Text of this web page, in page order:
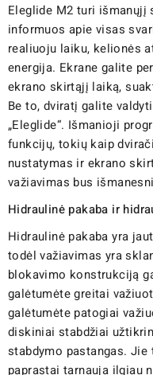
Eleglide M2 turi
informuos apie visas
realiuoju laiku, kelionės
energija. Ekrane galite
ekrano skirtąjį laiką,
Be to, dviratį galite
„Eleglide“. Išmanioji
funkcijų, tokių kaip
nustatymas ir ekrano
važiavimas bus
Hidraulinė pakaba ir
Hidraulinė pakaba yra
todėl važiavimas yra
blokavimo konstrukciją
galėtumėte greitai
galėtumėte patogiai
diskiniai stabdžiai
stabdymo pastangas.
paprastai tarnauja ilgiau